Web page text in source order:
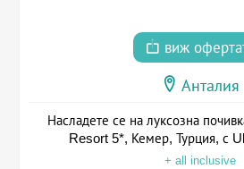
виж
Анталия
Насладете се на луксозна
Resort 5*, Кемер, Турция, с
+ all inclusive